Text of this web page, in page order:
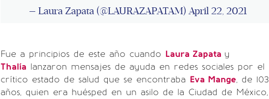
— Laura Zapata (@LAURAZAPATAM)April 22, 2021
Fue a principios de este año cuando Laura Zapata y
Thalía lanzaron mensajes de ayuda en redes sociales por el
crítico estado de salud que se encontraba Eva Mange, de 103
años, quien era huésped en un asilo de la Ciudad de México,